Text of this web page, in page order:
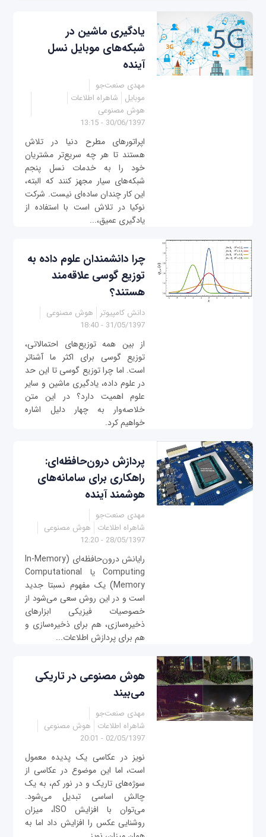
یادگیری ماشین در
شبکه‌های موبایل نسل
آینده
مهدی صنعت‌جو
موبایل
شاهراه اطلاعات
هوش مصنوعی
30/06/1397 - 13:15
اپراتورهای مطرح دنیا در تلاش
هستند تا هر چه سریع‌تر مشتریان
خود را به خدمات نسل پنجم
شبکه‌های سیار مجهز کنند که البته،
این کار چندان ساده‌ای نیست. شرکت
نوکیا در تلاش است با استفاده از
یادگیری عمیق،...
چرا دانشمندان علوم داده به
توزیع گوسی علاقه‌مند
هستند؟
دانش کامپیوتر
هوش مصنوعی
31/05/1397 - 18:40
از بین همه توزیع‌های احتمالاتی،
توزیع گوسی برای اکثر ما آشناتر
است. اما چرا توزیع گوسی تا این حد
در علوم داده، یادگیری ماشین و سایر
علوم اهمیت دارد؟ در این متن
خلاصه‌وار به چهار دلیل اشاره
خواهیم کرد.
پردازش درون‌حافظه‌ای:
راهکاری برای سامانه‌های
هوشمند آینده
مهدی صنعت‌جو
شاهراه اطلاعات
هوش مصنوعی
28/05/1397 - 12:20
رایانش درون‌حافظه‌ای (In-Memory
Computing یا Computational
Memory) یک مفهوم نسبتا جدید
است و در این روش سعی می‌شود از
خصوصیات فیزیکی ابزارهای
ذخیره‌سازی، هم برای ذخیره‌سازی و
هم برای پردازش اطلاعات...
هوش مصنوعی در تاریکی
می‌بیند
مهدی صنعت‌جو
شاهراه اطلاعات
هوش مصنوعی
02/05/1397 - 20:01
نویز در عکاسی یک پدیده معمول
است، اما این موضوع در عکاسی از
سوژه‌های تاریک و در نور کم، به یک
چالش اساسی تبدیل می‌شود.
می‌توان با افزایش ISO، میزان
روشنایی عکس را افزایش داد اما به